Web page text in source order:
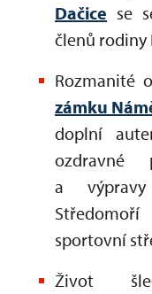
Dačice se
členů rodiny
Rozmanité
zámku
doplní
ozdravné
a
sportovní
Život